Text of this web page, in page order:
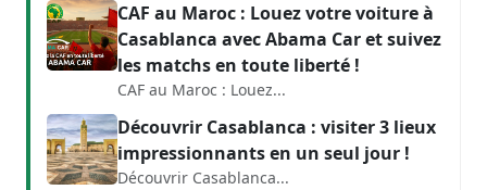
CAF au Maroc : Louez votre voiture à
Casablanca avec Abama Car et suivez
les matchs en toute liberté !
CAF au Maroc : Louez...
Découvrir Casablanca : visiter 3 lieux
impressionnants en un seul jour !
Découvrir Casablanca...